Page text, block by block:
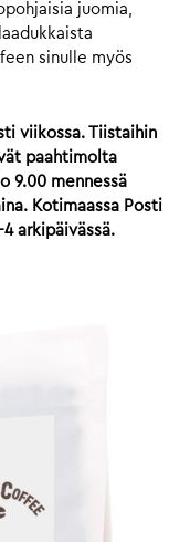
juomia,
sinulle myös
viikossa. Tiistaihin
paahtimolta
9.00 mennessä
Kotimaassa Posti
arkipäivässä.